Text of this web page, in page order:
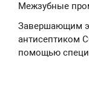
Межзубные
Завершающим
антисептиком
помощью